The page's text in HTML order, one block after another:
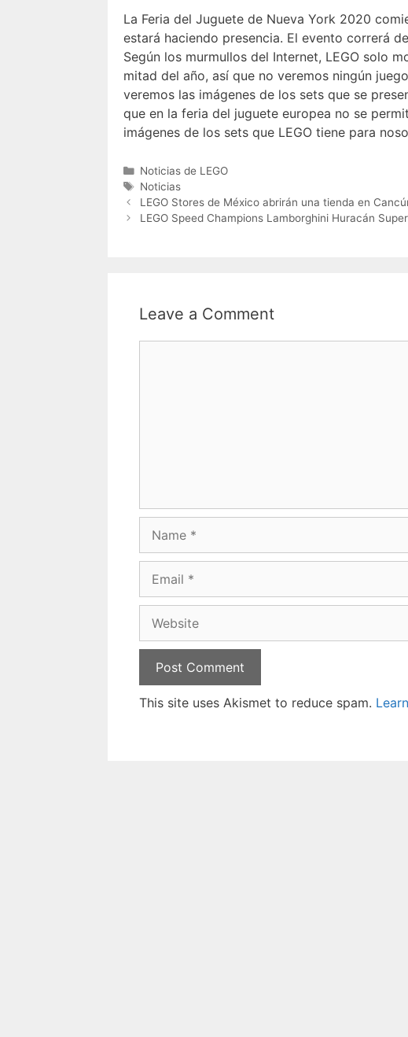
La Feria del Juguete de Nueva York 2020
estará haciendo presencia. El evento correrá
Según los murmullos del Internet, LEGO solo
mitad del año, así que no veremos ningún
veremos las imágenes de los sets que se
que en la feria del juguete europea no se
imágenes de los sets que LEGO tiene para
Categories
Noticias de LEGO
Tags
Noticias
LEGO Stores de México abrirán una tienda en
LEGO Speed Champions Lamborghini Huracán
Leave a Comment
This site uses Akismet to reduce spam.